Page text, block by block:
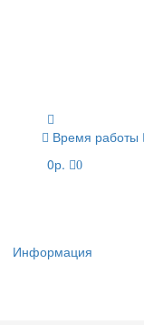
Время работы
0р. 0
Информация